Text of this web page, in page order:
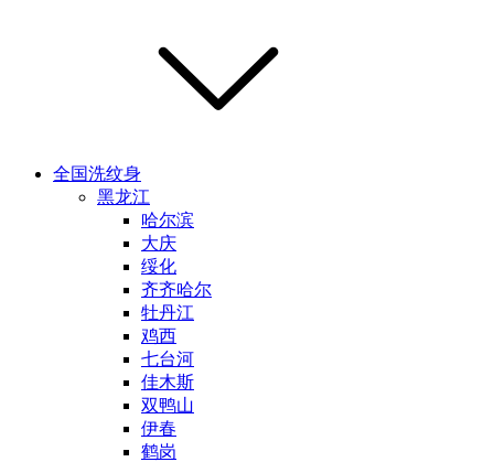
全国洗纹身
黑龙江
哈尔滨
大庆
绥化
齐齐哈尔
牡丹江
鸡西
七台河
佳木斯
双鸭山
伊春
鹤岗